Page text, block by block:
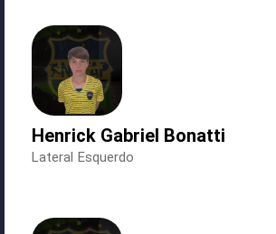
Henrick Gabriel Bonatti
Lateral Esquerdo